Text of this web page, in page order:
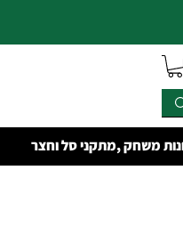
משחק ,מתקני סל וחצר